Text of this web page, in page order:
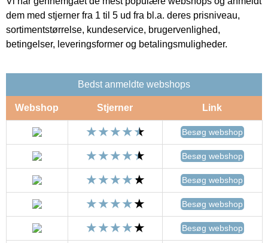
dem med stjerner fra 1 til 5 ud fra bl.a. deres prisniveau,
sortimentstørrelse, kundeservice, brugervenlighed,
betingelser, leveringsformer og betalingsmuligheder.
Bedst anmeldte webshops
Webshop Stjerner Link
Besøg webshop
Besøg webshop
Besøg webshop
Besøg webshop
Besøg webshop